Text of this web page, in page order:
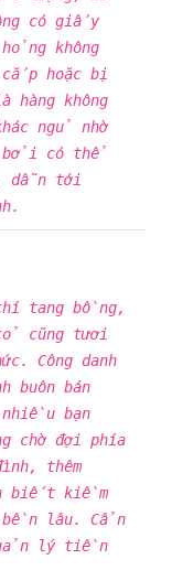
có giấy
không
hoặc bị
không
ngủ nhờ
bởi có thể
dẫn tới
tang bồng,
cũng tươi
Công danh
buôn bán
bạn
chờ đợi phía
thêm
biết kiềm
bền lâu. Cẩn
lý tiền